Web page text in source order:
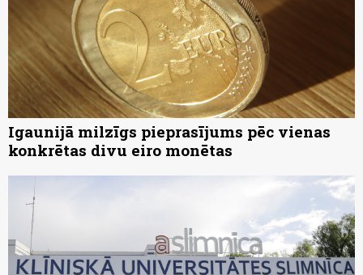
Igaunijā milzīgs pieprasījums pēc vienas
konkrētas divu eiro monētas